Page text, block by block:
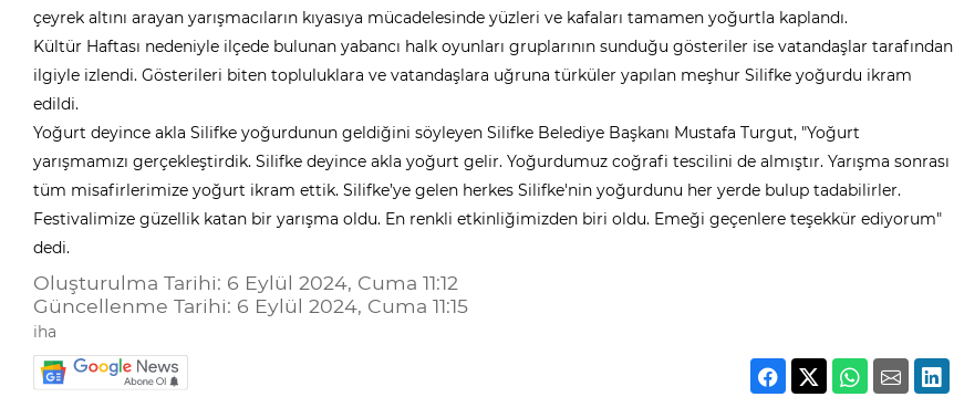
çeyrek altını arayan yarışmacıların kıyasıya mücadelesinde yüzleri ve kafaları tamamen yoğurtla kaplandı.
Kültür Haftası nedeniyle ilçede bulunan yabancı halk oyunları gruplarının sunduğu gösteriler ise vatandaşlar tarafından
ilgiyle izlendi. Gösterileri biten topluluklara ve vatandaşlara uğruna türküler yapılan meşhur Silifke yoğurdu ikram
edildi.
Yoğurt deyince akla Silifke yoğurdunun geldiğini söyleyen Silifke Belediye Başkanı Mustafa Turgut, "Yoğurt
yarışmamızı gerçekleştirdik. Silifke deyince akla yoğurt gelir. Yoğurdumuz coğrafi tescilini de almıştır. Yarışma sonrası
tüm misafirlerimize yoğurt ikram ettik. Silifke’ye gelen herkes Silifke'nin yoğurdunu her yerde bulup tadabilirler.
Festivalimize güzellik katan bir yarışma oldu. En renkli etkinliğimizden biri oldu. Emeği geçenlere teşekkür ediyorum"
dedi.
Oluşturulma Tarihi: 6 Eylül 2024, Cuma 11:12
Güncellenme Tarihi: 6 Eylül 2024, Cuma 11:15
iha